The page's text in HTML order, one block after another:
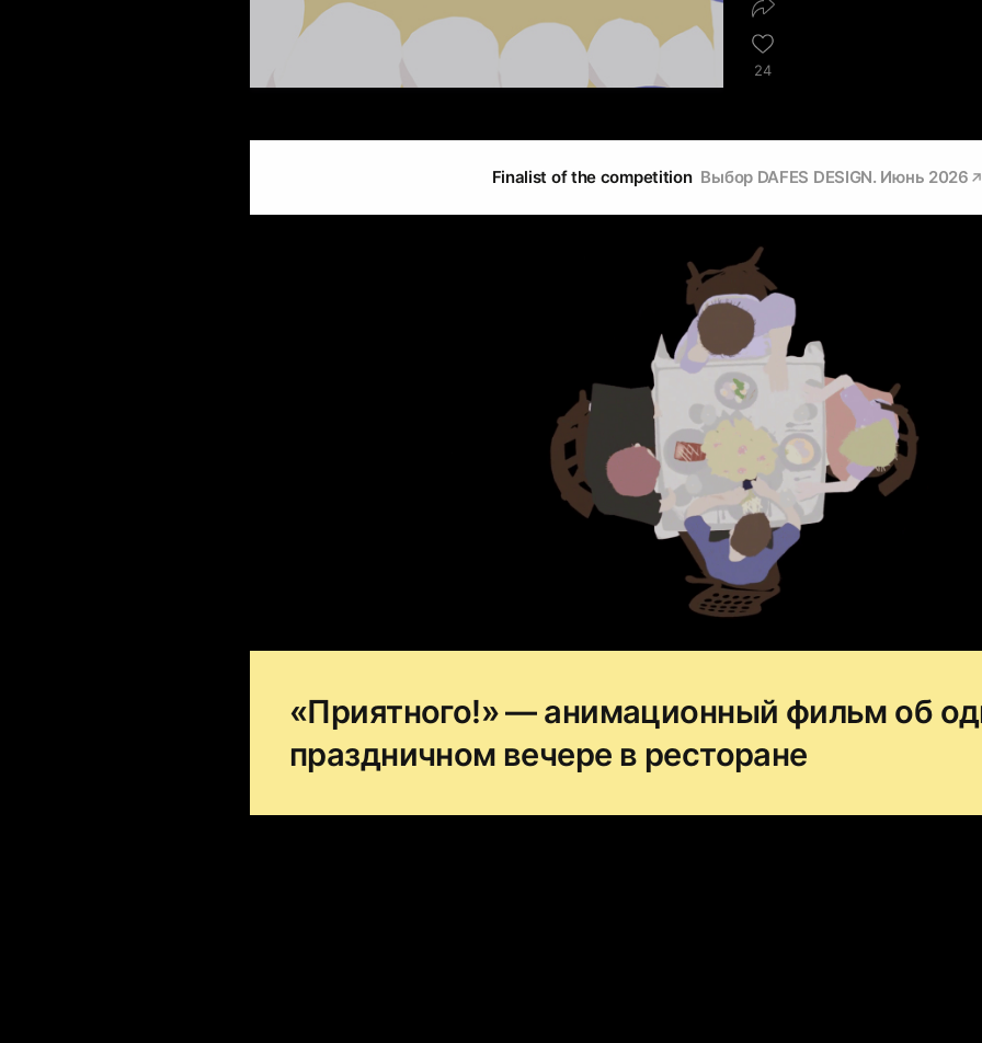
24
Finalist of the competition Выбор DAFES DESIGN. Июнь 2026
«Приятного!» — анимационный фильм об
праздничном вечере в ресторане